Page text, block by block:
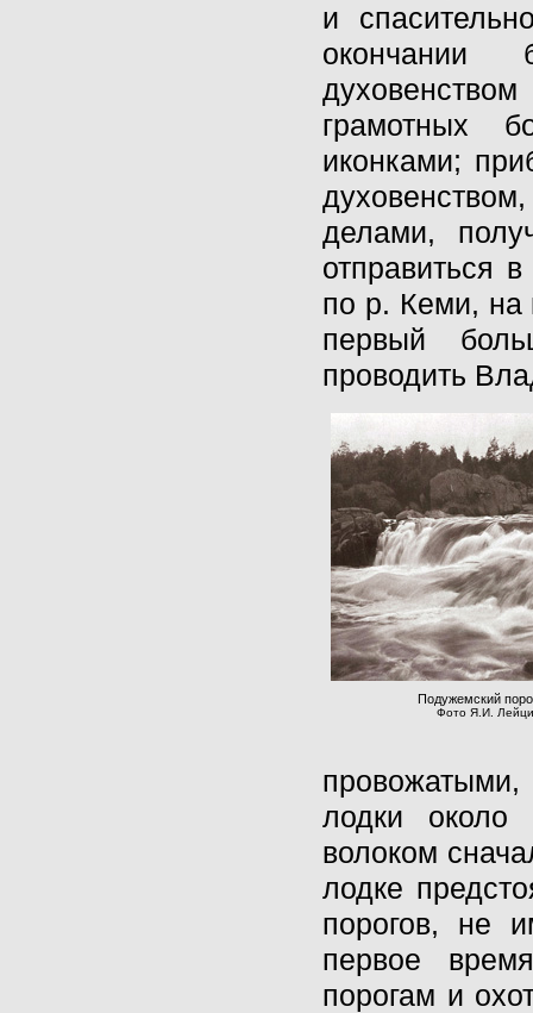
и
окончании
грамотных
иконками;
делами,
отправиться
по р. Кеми, на
первый
проводить
Подужемский
Фото Я.И.
провожатыми,
лодки
волоком
лодке
порогов, не
первое
порогам и